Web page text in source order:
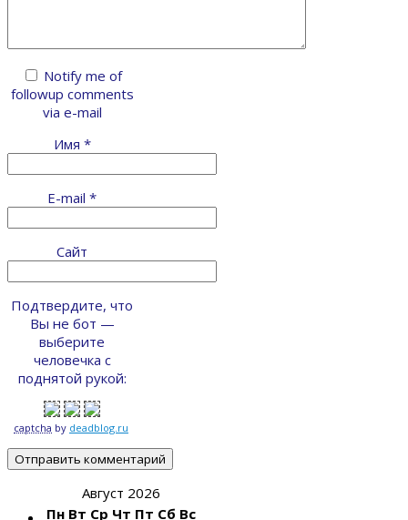
Notify me of
followup comments
via e-mail
Имя *
E-mail *
Сайт
Подтвердите, что
Вы не бот —
выберите
человечка с
поднятой рукой:
captcha by deadblog.ru
Август 2026
Пн Вт Ср Чт Пт Сб Вс